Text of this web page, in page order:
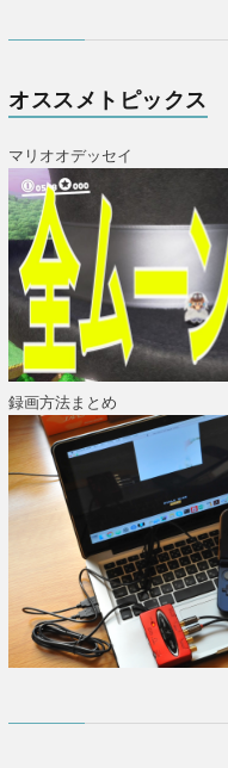
オススメトピックス
マリオオデッセイ
録画方法まとめ